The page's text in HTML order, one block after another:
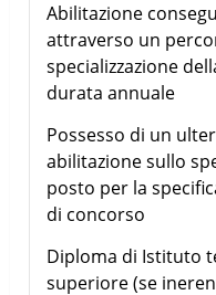
Abilitazione
attraverso un
specializzazione
durata annuale
Possesso di un
abilitazione sullo
posto per la
di concorso
Diploma di Istituto
superiore (se